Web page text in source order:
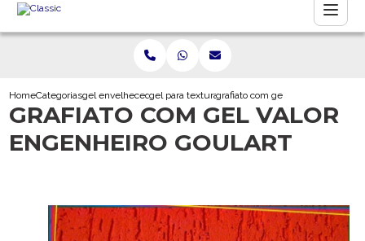
HomeCategoriasgel envelhecedorgel para texturagrafiato com gel valor engenheiro
GRAFIATO COM GEL VALOR
ENGENHEIRO GOULART